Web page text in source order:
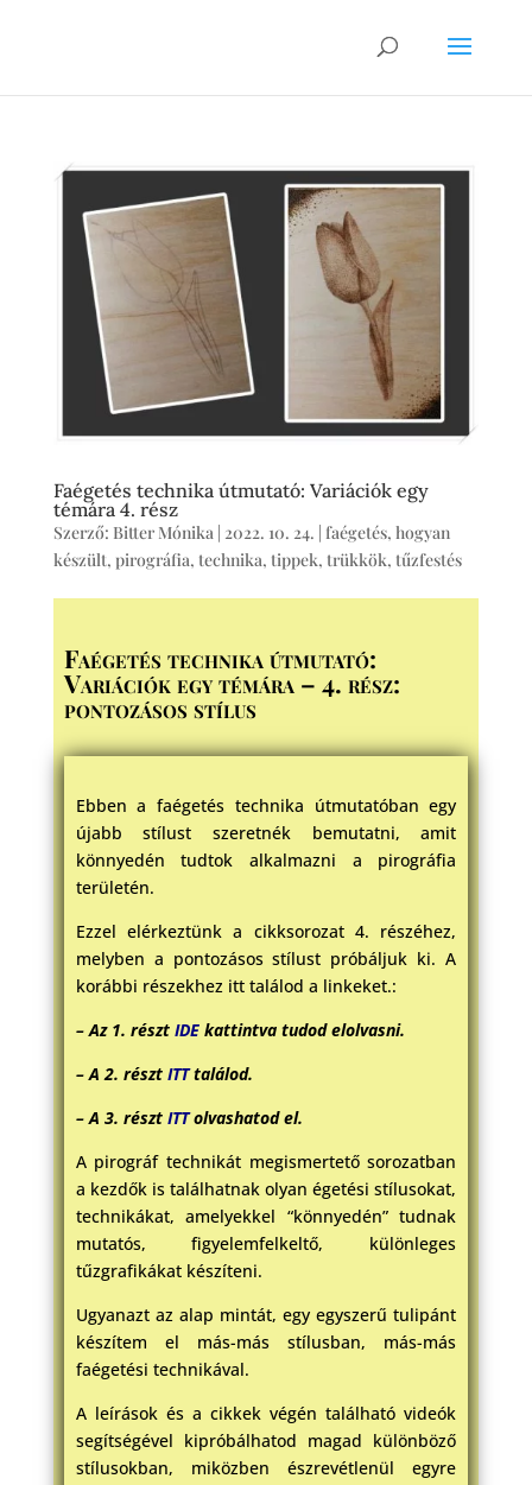
Faégetés technika útmutató: Variációk egy
témára 4. rész
Szerző: Bitter Mónika| 2022. 10. 24. | faégetés, hogyan
készült, pirográfia, technika, tippek, trükkök, tűzfestés
Faégetés technika útmutató:
Variációk egy témára – 4. rész:
pontozásos stílus
Ebben a faégetés technika útmutatóban egy
újabb stílust szeretnék bemutatni, amit
könnyedén tudtok alkalmazni a pirográfia
területén.
Ezzel elérkeztünk a cikksorozat 4. részéhez,
melyben a pontozásos stílust próbáljuk ki. A
korábbi részekhez itt találod a linkeket.:
– Az 1. részt IDEkattintva tudod elolvasni.
– A 2. részt ITT találod.
– A 3. részt ITTolvashatod el.
A pirográf technikát megismertető sorozatban
a kezdők is találhatnak olyan égetési stílusokat,
technikákat, amelyekkel “könnyedén” tudnak
mutatós, figyelemfelkeltő, különleges
tűzgrafikákat készíteni.
Ugyanazt az alap mintát, egy egyszerű tulipánt
készítem el más-más stílusban, más-más
faégetési technikával.
A leírások és a cikkek végén található videók
segítségével kipróbálhatod magad különböző
stílusokban, miközben észrevétlenül egyre